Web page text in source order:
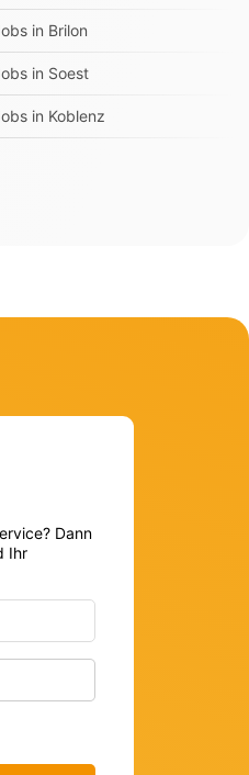
in Brilon
in Soest
in Koblenz
Dann
Ihr